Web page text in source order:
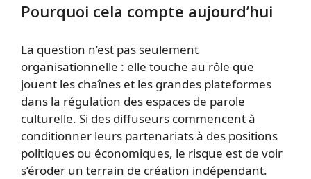
Pourquoi cela compte aujourd’hui
La question n’est pas seulement
organisationnelle : elle touche au rôle que
jouent les chaînes et les grandes plateformes
dans la régulation des espaces de parole
culturelle. Si des diffuseurs commencent à
conditionner leurs partenariats à des positions
politiques ou économiques, le risque est de voir
s’éroder un terrain de création indépendant.